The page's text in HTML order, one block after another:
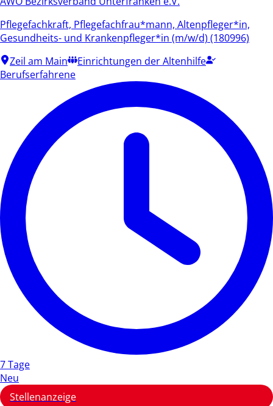
Pflegefachkraft, Pflegefachfrau*mann, Altenpfleger*in,
Gesundheits- und Krankenpfleger*in (m/w/d) (180996)
Zeil am Main
Einrichtungen der Altenhilfe
Berufserfahrene
7 Tage
Neu
Stellenanzeige